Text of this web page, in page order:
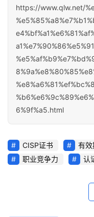
https://www.qlw.net/
6%9f%a5.html
CISP证书 有
职业竞争力
认